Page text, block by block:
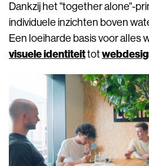
Dankzij het "together alone"-
individuele inzichten boven
Een loeiharde basis voor alles
visuele identiteittot